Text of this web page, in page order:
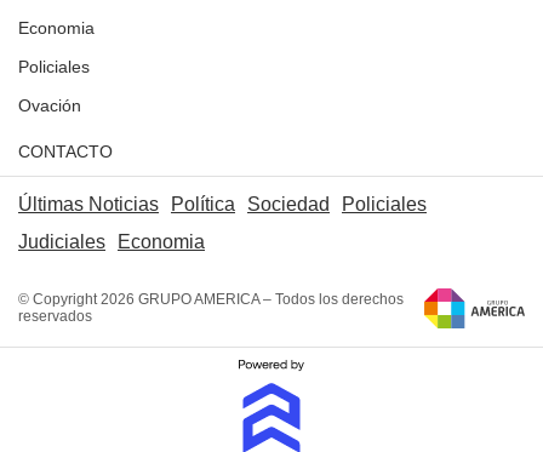
Economia
Policiales
Ovación
CONTACTO
Últimas Noticias Política Sociedad
Policiales
Judiciales
Economia
© Copyright 2026 GRUPO AMERICA – Todos los derechos
reservados